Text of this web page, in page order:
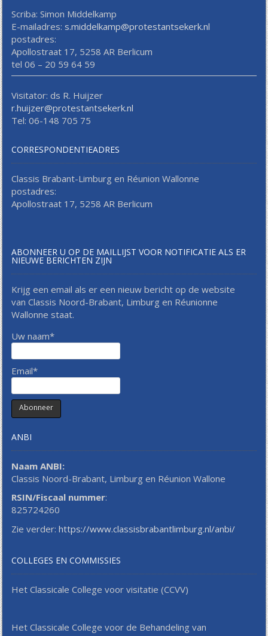
Scriba: Simon Middelkamp
E-mailadres: s.middelkamp@protestantsekerk.nl
postadres:
Apollostraat 17, 5258 AR Berlicum
tel 06 – 20 59 64 59
Visitator: ds R. Huijzer
r.huijzer@protestantsekerk.nl
Tel: 06-148 705 75
CORRESPONDENTIEADRES
Classis Brabant-Limburg en Réunion Wallonne
postadres:
Apollostraat 17, 5258 AR Berlicum
ABONNEER U OP DE MAILLIJST VOOR NOTIFICATIE ALS ER
NIEUWE BERICHTEN ZIJN
Krijg een email als er een nieuw bericht op de website
van Classis Noord-Brabant, Limburg en Réunionne
Wallonne staat.
Uw naam*
Email*
ANBI
Naam ANBI:
Classis Noord-Brabant, Limburg en Réunion Wallone
RSIN/Fiscaal nummer:
825724260
Zie verder:https://www.classisbrabantlimburg.nl/anbi/
COLLEGES EN COMMISSIES
Het Classicale College voor visitatie (CCVV)
Het Classicale College voor de Behandeling van